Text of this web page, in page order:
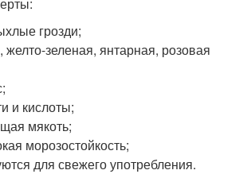
грозди;
зеленая, янтарная, розовая
и кислоты;
мякоть;
морозостойкость;
для свежего употребления.